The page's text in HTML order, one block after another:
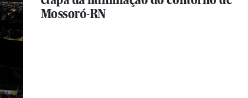
Mossoró-RN